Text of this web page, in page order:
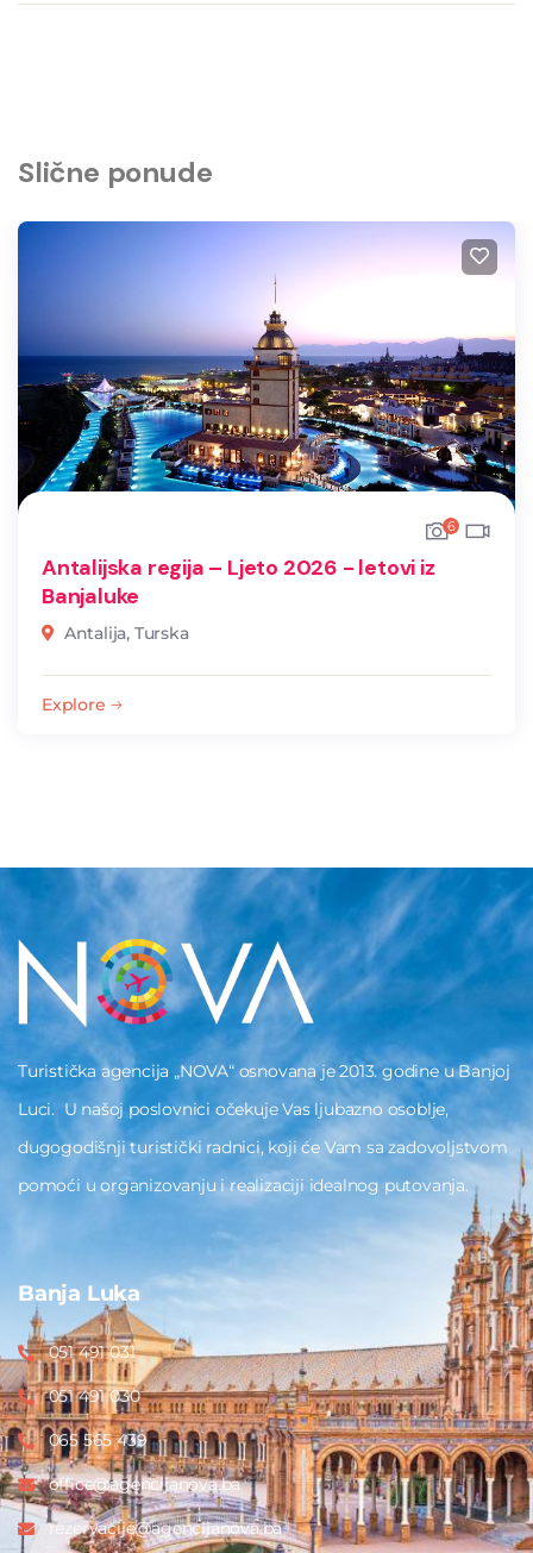
Slične ponude
6
Antalijska regija – Ljeto 2026 - letovi iz
Banjaluke
Antalija, Turska
Explore
Turistička agencija „NOVA“ osnovana je 2013. godine u Banjoj
Luci. U našoj poslovnici očekuje Vas ljubazno osoblje,
dugogodišnji turistički radnici, koji će Vam sa zadovoljstvom
pomoći u organizovanju i realizaciji idealnog putovanja.
Banja Luka
051 491 031
051 491 030
065 565 439
office@agencijanova.ba
rezervacije@agencijanova.ba